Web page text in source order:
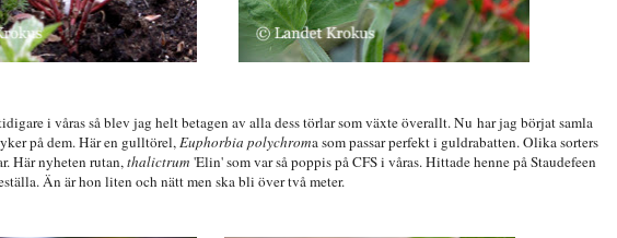
i våras så blev jag helt betagen av alla dess törlar som växte överallt. Nu har jag börjat samla
på dem. Här en gulltörel,Euphorbia polychroma som passar perfekt i guldrabatten. Olika sorters
Här nyheten rutan,thalictrum 'Elin' som var så poppis på CFS i våras. Hittade henne på Staudefeen
Än är hon liten och nätt men ska bli över två meter.